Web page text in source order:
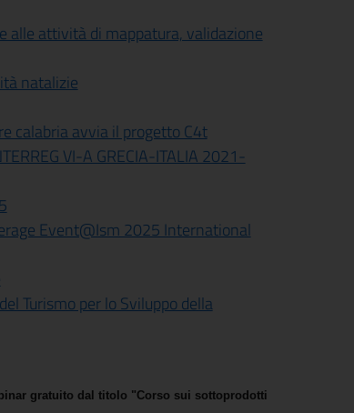
alle attività di mappatura, validazione
natalizie
calabria avvia il progetto C4t
VI-A GRECIA-ITALIA 2021-
Event@Ism 2025 International
Turismo per lo Sviluppo della
gratuito dal titolo "Corso sui sottoprodotti